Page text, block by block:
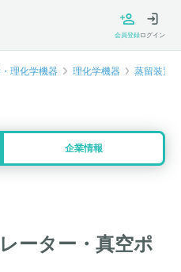
会員登録ログイン
理化学機器 理化学機器 蒸留装置
企業情報
ーター・真空ポ